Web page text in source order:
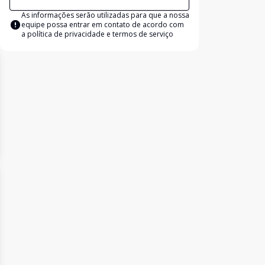
As informações serão utilizadas para que a nossa
equipe possa entrar em contato de acordo com
a política de privacidade e termos de serviço